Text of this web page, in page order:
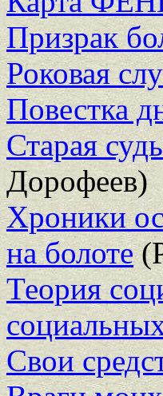
Призрак
Роковая
Повестка
Старая
Дорофеев)
Хроники
на болоте
Теория
Свои